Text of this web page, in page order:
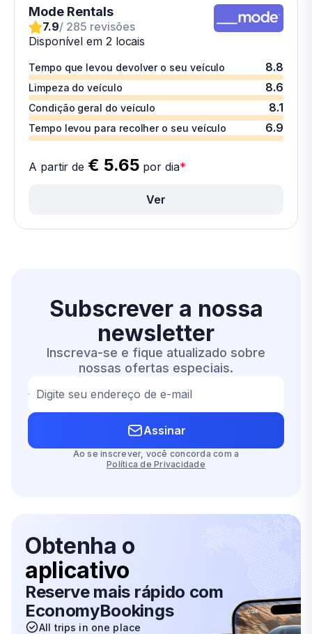
Mode Rentals
7.9/ 285 revisões
Disponível em 2 locais
Tempo que levou devolver o seu veículo 8.8
Limpeza do veículo 8.6
Condição geral do veículo 8.1
Tempo levou para recolher o seu veículo 6.9
A partir de € 5.65 por dia*
Ver
Subscrever a nossa
newsletter
Inscreva-se e fique atualizado sobre
nossas ofertas especiais.
Digite seu endereço de e-mail
Assinar
Ao se inscrever, você concorda com a
Política de Privacidade
Obtenha o
aplicativo
Reserve mais rápido com
EconomyBookings
All trips in one place